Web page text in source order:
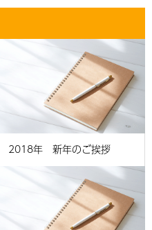
2018年 新年のご挨拶